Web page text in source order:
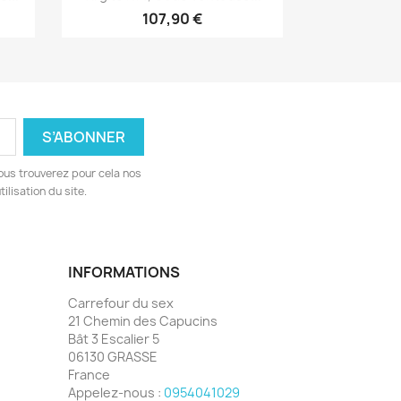
107,90 €
trouverez pour cela nos
du site.
INFORMATIONS
Carrefour du sex
21 Chemin des Capucins
Bât 3 Escalier 5
06130 GRASSE
France
Appelez-nous : 0954041029